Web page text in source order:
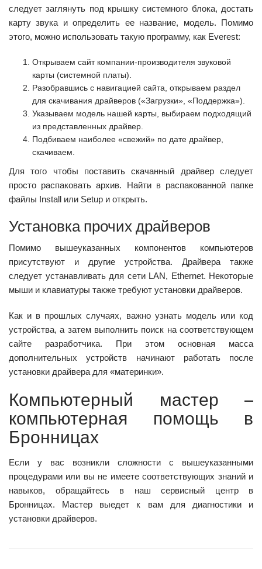
следует заглянуть под крышку системного блока, достать
карту звука и определить ее название, модель. Помимо
этого, можно использовать такую программу, как Everest:
Открываем сайт компании-производителя звуковой
карты (системной платы).
Разобравшись с навигацией сайта, открываем раздел
для скачивания драйверов («Загрузки», «Поддержка»).
Указываем модель нашей карты, выбираем подходящий
из представленных драйвер.
Подбиваем наиболее «свежий» по дате драйвер,
скачиваем.
Для того чтобы поставить скачанный драйвер следует
просто распаковать архив. Найти в распакованной папке
файлы Install или Setup и открыть.
Установка прочих драйверов
Помимо вышеуказанных компонентов компьютеров
присутствуют и другие устройства. Драйвера также
следует устанавливать для сети LAN, Ethernet. Некоторые
мыши и клавиатуры также требуют установки драйверов.
Как и в прошлых случаях, важно узнать модель или код
устройства, а затем выполнить поиск на соответствующем
сайте разработчика. При этом основная масса
дополнительных устройств начинают работать после
установки драйвера для «материнки».
Компьютерный мастер –
компьютерная помощь в
Бронницах
Если у вас возникли сложности с вышеуказанными
процедурами или вы не имеете соответствующих знаний и
навыков, обращайтесь в наш сервисный центр в
Бронницах. Мастер выедет к вам для диагностики и
установки драйверов.